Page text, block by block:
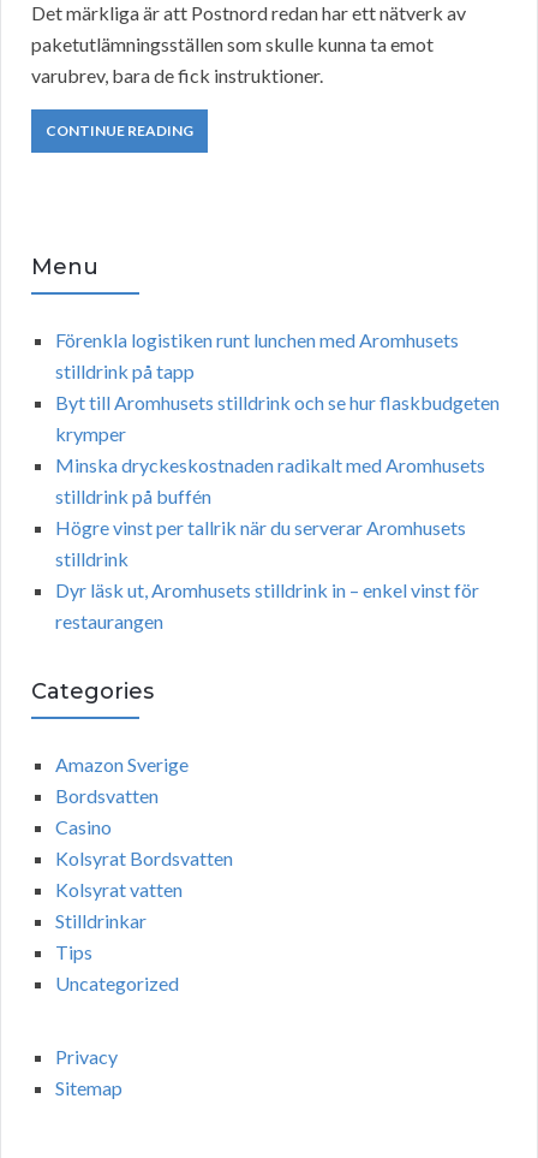
Det märkliga är att Postnord redan har ett nätverk av
paketutlämningsställen som skulle kunna ta emot
varubrev, bara de fick instruktioner.
CONTINUE READING
Menu
Förenkla logistiken runt lunchen med Aromhusets
stilldrink på tapp
Byt till Aromhusets stilldrink och se hur flaskbudgeten
krymper
Minska dryckeskostnaden radikalt med Aromhusets
stilldrink på buffén
Högre vinst per tallrik när du serverar Aromhusets
stilldrink
Dyr läsk ut, Aromhusets stilldrink in – enkel vinst för
restaurangen
Categories
Amazon Sverige
Bordsvatten
Casino
Kolsyrat Bordsvatten
Kolsyrat vatten
Stilldrinkar
Tips
Uncategorized
Privacy
Sitemap